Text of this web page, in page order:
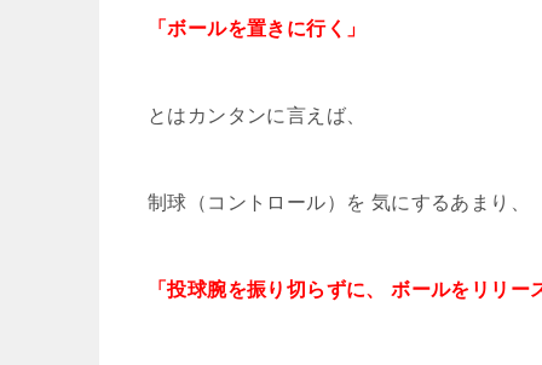
「ボールを置きに行く」
とはカンタンに言えば、
制球（コントロール）を 気にするあまり、
「投球腕を振り切らずに、 ボールをリリー